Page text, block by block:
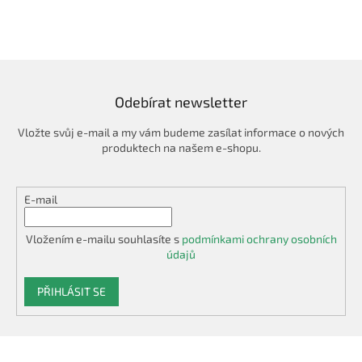
Odebírat newsletter
Vložte svůj e-mail a my vám budeme zasílat informace o nových
produktech na našem e-shopu.
E-mail
Vložením e-mailu souhlasíte s podmínkami ochrany osobních
údajů
PŘIHLÁSIT SE